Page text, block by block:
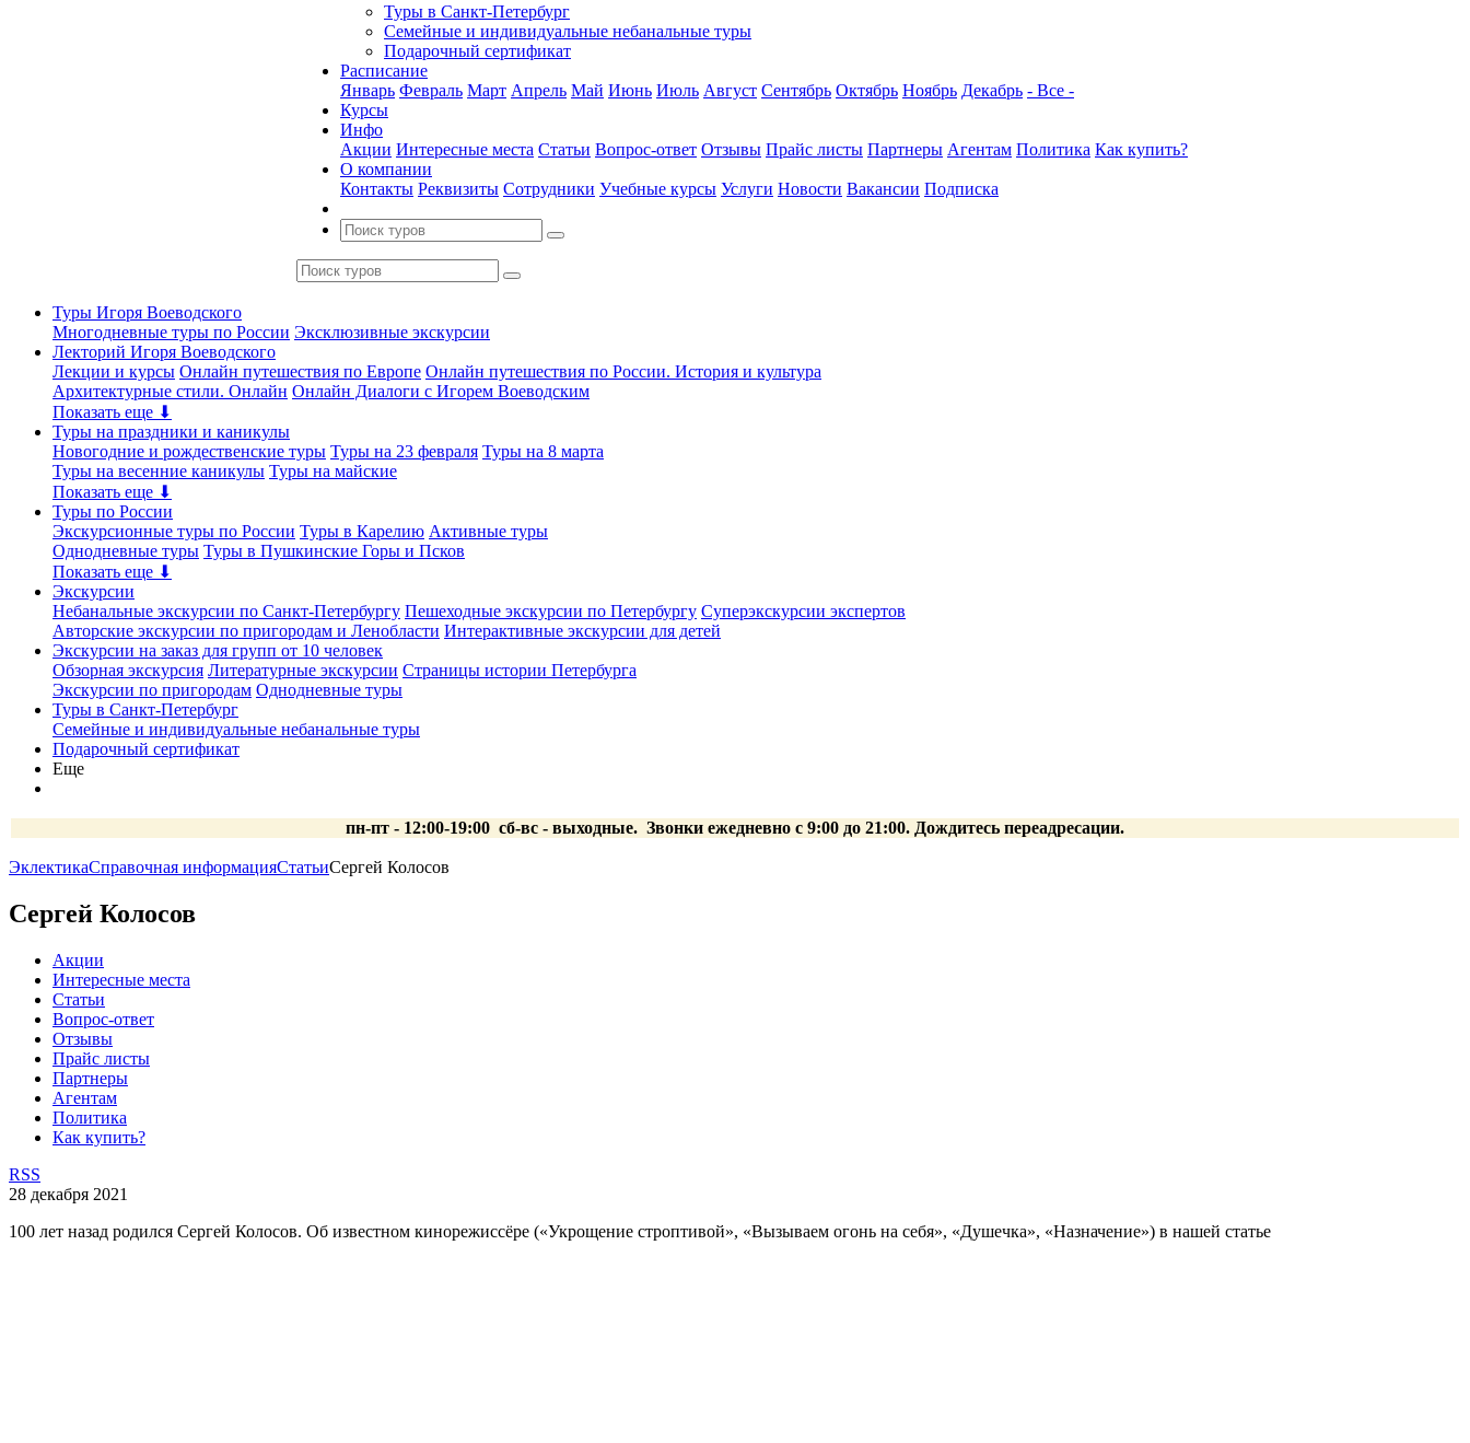
Туры в Санкт-Петербург
Семейные и индивидуальные небанальные туры
Подарочный сертификат
Расписание
Январь Февраль Март Апрель Май Июнь Июль Август Сентябрь Октябрь Ноябрь Декабрь - Все -
Курсы
Инфо
Акции Интересные места Статьи Вопрос-ответ Отзывы Прайс листы Партнеры Агентам Политика Как купить?
О компании
Контакты Реквизиты Сотрудники Учебные курсы Услуги Новости Вакансии Подписка
Туры Игоря Воеводского
Многодневные туры по России Эксклюзивные экскурсии
Лекторий Игоря Воеводского
Лекции и курсы Онлайн путешествия по Европе Онлайн путешествия по России. История и культура
Архитектурные стили. Онлайн Онлайн Диалоги с Игорем Воеводским
Показать еще ⬇
Туры на праздники и каникулы
Новогодние и рождественские туры Туры на 23 февраля Туры на 8 марта
Туры на весенние каникулы Туры на майские
Показать еще ⬇
Туры по России
Экскурсионные туры по России Туры в Карелию Активные туры
Однодневные туры Туры в Пушкинские Горы и Псков
Показать еще ⬇
Экскурсии
Небанальные экскурсии по Санкт-Петербургу Пешеходные экскурсии по Петербургу Суперэкскурсии экспертов
Авторские экскурсии по пригородам и Ленобласти Интерактивные экскурсии для детей
Экскурсии на заказ для групп от 10 человек
Обзорная экскурсия Литературные экскурсии Страницы истории Петербурга
Экскурсии по пригородам Однодневные туры
Туры в Санкт-Петербург
Семейные и индивидуальные небанальные туры
Подарочный сертификат
Еще
пн-пт - 12:00-19:00 сб-вс - выходные. Звонки ежедневно с 9:00 до 21:00. Дождитесь переадресации.
ЭклектикаСправочная информацияСтатьиСергей Колосов
Сергей Колосов
Акции
Интересные места
Статьи
Вопрос-ответ
Отзывы
Прайс листы
Партнеры
Агентам
Политика
Как купить?
RSS
28 декабря 2021
100 лет назад родился Сергей Колосов. Об известном кинорежиссёре («Укрощение строптивой», «Вызываем огонь на себя», «Душечка», «Назначение») в нашей статье